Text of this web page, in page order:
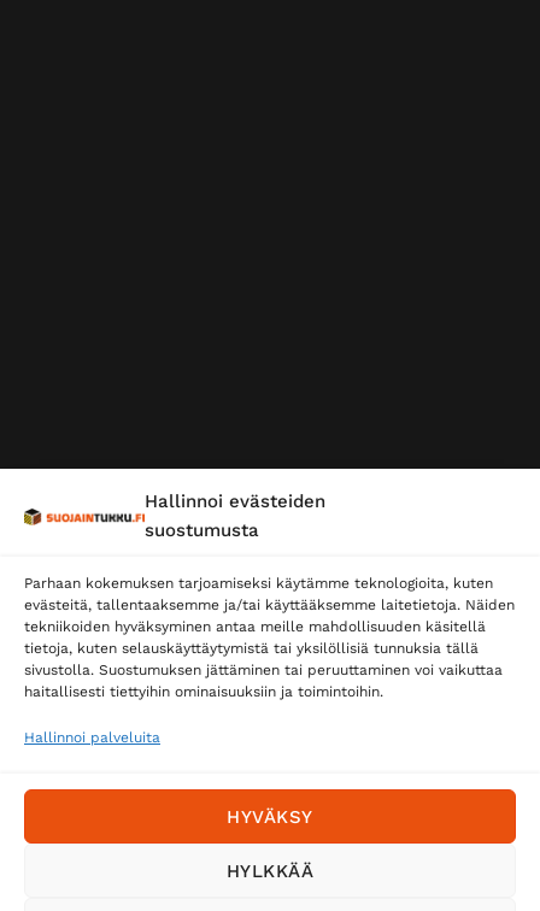
Hallinnoi evästeiden
suostumusta
Parhaan kokemuksen tarjoamiseksi käytämme teknologioita, kuten
evästeitä, tallentaaksemme ja/tai käyttääksemme laitetietoja. Näiden
tekniikoiden hyväksyminen antaa meille mahdollisuuden käsitellä
tietoja, kuten selauskäyttäytymistä tai yksilöllisiä tunnuksia tällä
sivustolla. Suostumuksen jättäminen tai peruuttaminen voi vaikuttaa
haitallisesti tiettyihin ominaisuuksiin ja toimintoihin.
Hallinnoi palveluita
HYVÄKSY
HYLKKÄÄ